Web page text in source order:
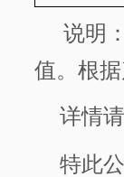
说明
值。根
详情
特此公